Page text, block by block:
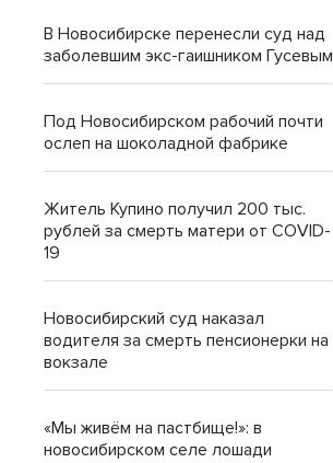
В Новосибирске перенесли суд над
заболевшим экс-гаишником Гусевым
Под Новосибирском рабочий почти
ослеп на шоколадной фабрике
Житель Купино получил 200 тыс.
рублей за смерть матери от COVID-
19
Новосибирский суд наказал
водителя за смерть пенсионерки на
вокзале
«Мы живём на пастбище!»: в
новосибирском селе лошади